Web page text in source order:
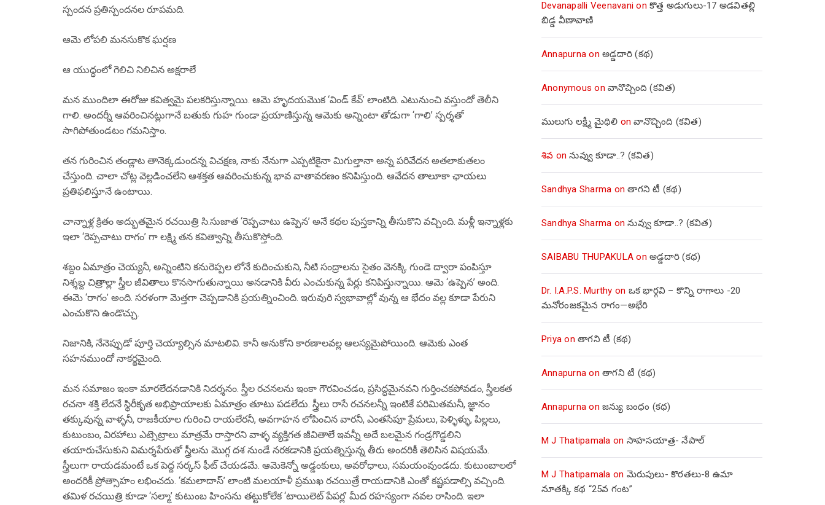
స్పందన ప్రతిస్పందనల రూపమది.
ఆమె లోపలి మనసుకొక ఘర్షణ
ఆ యుద్ధంలో గెలిచి నిలిచిన అక్షరాలే
మన ముందిలా ఈరోజు కవిత్వమై పలకరిస్తున్నాయి. ఆమె హృదయమొక ‘విండ్ కేవ్’ లాంటిది. ఎటునుంచి వస్తుందో తెలీని
గాలి. అందర్నీ ఆవరించినట్లుగానే బతుకు గుహ గుండా ప్రయాణిస్తున్న ఆమెకు అన్నింటా తోడుగా ‘గాలి’ స్పర్శతో
సాగిపోతుండటం గమనిస్తాం.
తన గురించిన తండ్లాట తానెక్కడుందన్న విచక్షణ, నాకు నేనుగా ఎప్పటికైనా మిగుల్తానా అన్న పరివేదన అతలాకుతలం
చేస్తుంది. చాలా చోట్ల వెల్లడించలేని ఆశక్తత ఆవరించుకున్న భావ వాతావరణం కనిపిస్తుంది. ఆవేదన తాలూకా ఛాయలు
ప్రతిఫలిస్తూనే ఉంటాయి.
చాన్నాళ్ల క్రితం అద్భుతమైన రచయిత్రి సి.సుజాత ‘రెప్పచాటు ఉప్పెన’ అనే కథల పుస్తకాన్ని తీసుకొని వచ్చింది. మళ్లీ ఇన్నాళ్లకు
ఇలా ‘రెప్పచాటు రాగం’ గా లక్ష్మి తన కవిత్వాన్ని తీసుకొస్తోంది.
శబ్దం ఏమాత్రం చెయ్యనీ, అన్నింటిని కనురెప్పల లోనే కుదించుకుని, నీటి సంద్రాలను సైతం వెనక్కి గుండె ద్వారా పంపిస్తూ
నిశ్శబ్ద చిత్రాల్లా స్త్రీల జీవితాలు కొనసాగుతున్నాయి అనడానికి వీరు ఎంచుకున్న పేర్లు కనిపిస్తున్నాయి. ఆమె ‘ఉప్పెన’ అంది.
ఈమె ‘రాగం’ అంది. సరళంగా మెత్తగా చెప్పడానికి ప్రయత్నించింది. ఇరువురి స్వభావాల్లో వున్న ఆ భేదం వల్ల కూడా పేరుని
ఎంచుకొని ఉండొచ్చు.
నిజానికి, నేనెప్పుడో పూర్తి చెయ్యాల్సిన మాటలివి. కానీ అనుకోని కారణాలవల్ల ఆలస్యమైపోయింది. ఆమెకు ఎంత
సహనముందో నాకర్థమైంది.
మన సమాజం ఇంకా మారలేదనడానికి నిదర్శనం. స్త్రీల రచనలను ఇంకా గౌరవించడం, ప్రసిద్ధమైనవని గుర్తించకపోవడం, స్త్రీలకత
రచనా శక్తి లేదనే స్థిరీకృత అభిప్రాయాలకు ఏమాత్రం తూటు పడలేదు. స్త్రీలు రాసే రచనలన్నీ ఇంటికే పరిమితమనీ, జ్ఞానం
తక్కువున్న వాళ్ళనీ, రాజకీయాల గురించి రాయలేరనీ, అవగాహన లోపించిన వారనీ, ఎంతసేపూ ప్రేమలు, పెళ్ళిళ్ళు, పిల్లలు,
కుటుంబం, విరహాలు ఎట్సెట్రాలు మాత్రమే రాస్తారని వాళ్ళ వ్యక్తిగత జీవితాలే ఇవన్నీ అదే బలమైన గండ్రగొడ్డలిని
తయారుచేసుకుని విమర్శపేరుతో స్త్రీలను మొగ్గ దశ నుండే నరకడానికి ప్రయత్నిస్తున్న తీరు అందరికీ తెలిసిన విషయమే.
స్త్రీలుగా రాయడమంటే ఒక పెద్ద సర్కస్ ఫీట్ చేయడమే. ఆమెకెన్నో అడ్డంకులు, అవరోధాలు, సమయంవుండదు. కుటుంబాలలో
అందరికీ ప్రోత్సాహం లభించదు. ‘కమలాదాస్’ లాంటి మలయాళీ ప్రముఖ రచయిత్రే రాయడానికి ఎంతో కష్టపడాల్సి వచ్చింది.
తమిళ రచయిత్రి కూడా ‘సల్మా’ కుటుంబ హింసను తట్టుకోలేక ‘టాయిలెట్ పేపర్ల’ మీద రహస్యంగా నవల రాసింది. ఇలా
Devanapalli Veenavani onకొత్త అడుగులు-17 అడవితల్లి
బిడ్డ వీణావాణి
Annapurna onఅడ్డదారి (కథ)
Anonymous onవానొచ్చింది (కవిత)
ములుగు లక్ష్మీ మైథిలి onవానొచ్చింది (కవిత)
శివ onనువ్వు కూడా..? (కవిత)
Sandhya Sharma onతాగని టీ (కథ)
Sandhya Sharma onనువ్వు కూడా..? (కవిత)
SAIBABU THUPAKULA onఅడ్డదారి (కథ)
Dr. I.A.P.S. Murthy on ఒక భార్గవి – కొన్ని రాగాలు -20
మనోరంజకమైన రాగం—అభేరి
Priya onతాగని టీ (కథ)
Annapurna onతాగని టీ (కథ)
Annapurna onజన్యు బంధం (కథ)
M J Thatipamala on సాహసయాత్ర- నేపాల్‌
M J Thatipamala on మెరుపులు- కొరతలు-8 ఉమా
నూతక్కి కథ “25వ గంట”